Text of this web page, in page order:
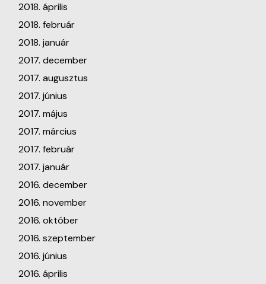
2018. április
2018. február
2018. január
2017. december
2017. augusztus
2017. június
2017. május
2017. március
2017. február
2017. január
2016. december
2016. november
2016. október
2016. szeptember
2016. június
2016. április